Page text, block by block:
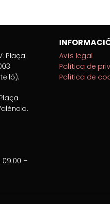
Plaça
09.00 –
Avís legal
Política de
Política de